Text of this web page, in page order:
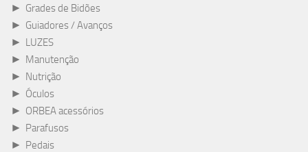
► Grades de Bidões
► Guiadores / Avanços
► LUZES
► Manutenção
► Nutrição
► Óculos
► ORBEA acessórios
► Parafusos
► Pedais